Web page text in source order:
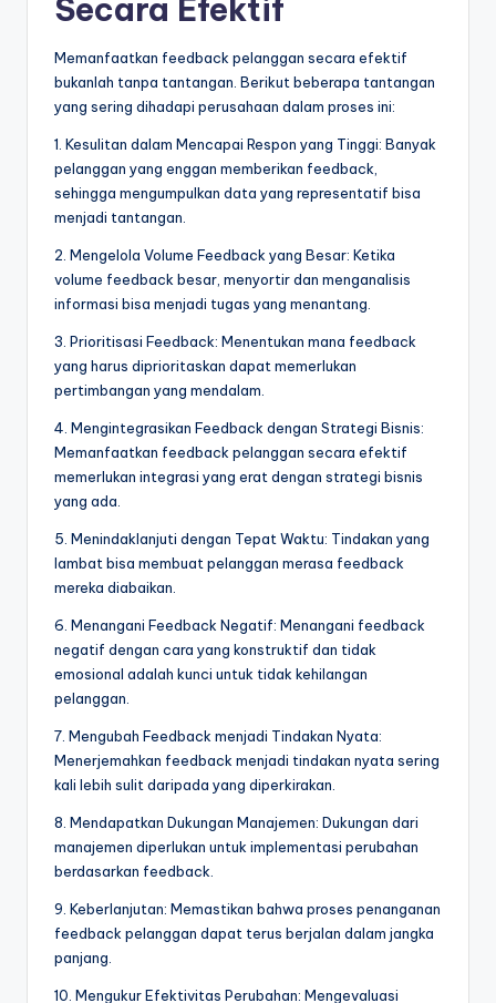
Secara Efektif
Memanfaatkan feedback pelanggan secara efektif
bukanlah tanpa tantangan. Berikut beberapa tantangan
yang sering dihadapi perusahaan dalam proses ini:
1. Kesulitan dalam Mencapai Respon yang Tinggi: Banyak
pelanggan yang enggan memberikan feedback,
sehingga mengumpulkan data yang representatif bisa
menjadi tantangan.
2. Mengelola Volume Feedback yang Besar: Ketika
volume feedback besar, menyortir dan menganalisis
informasi bisa menjadi tugas yang menantang.
3. Prioritisasi Feedback: Menentukan mana feedback
yang harus diprioritaskan dapat memerlukan
pertimbangan yang mendalam.
4. Mengintegrasikan Feedback dengan Strategi Bisnis:
Memanfaatkan feedback pelanggan secara efektif
memerlukan integrasi yang erat dengan strategi bisnis
yang ada.
5. Menindaklanjuti dengan Tepat Waktu: Tindakan yang
lambat bisa membuat pelanggan merasa feedback
mereka diabaikan.
6. Menangani Feedback Negatif: Menangani feedback
negatif dengan cara yang konstruktif dan tidak
emosional adalah kunci untuk tidak kehilangan
pelanggan.
7. Mengubah Feedback menjadi Tindakan Nyata:
Menerjemahkan feedback menjadi tindakan nyata sering
kali lebih sulit daripada yang diperkirakan.
8. Mendapatkan Dukungan Manajemen: Dukungan dari
manajemen diperlukan untuk implementasi perubahan
berdasarkan feedback.
9. Keberlanjutan: Memastikan bahwa proses penanganan
feedback pelanggan dapat terus berjalan dalam jangka
panjang.
10. Mengukur Efektivitas Perubahan: Mengevaluasi